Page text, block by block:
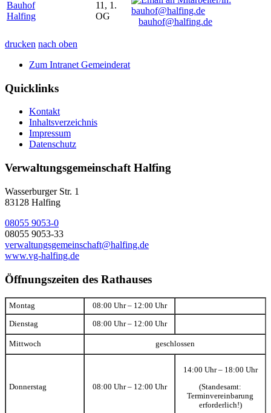
Bauhof
Halfing
11, 1.
OG
bauhof@halfing.de
drucken nach oben
Zum Intranet Gemeinderat
Quicklinks
Kontakt
Inhaltsverzeichnis
Impressum
Datenschutz
Verwaltungsgemeinschaft Halfing
Wasserburger Str. 1
83128 Halfing
08055 9053-0
08055 9053-33
verwaltungsgemeinschaft@halfing.de
www.vg-halfing.de
Öffnungszeiten des Rathauses
Montag 08:00 Uhr – 12:00 Uhr
Dienstag 08:00 Uhr – 12:00 Uhr
Mittwoch geschlossen
Donnerstag 08:00 Uhr – 12:00 Uhr
14:00 Uhr – 18:00 Uhr
(Standesamt:
Terminvereinbarung
erforderlich!)